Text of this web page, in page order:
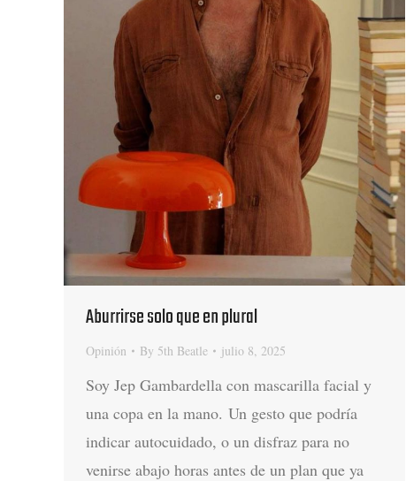
Aburrirse solo que en plural
Opinión By 5th Beatle julio 8, 2025
Soy Jep Gambardella con mascarilla facial y
una copa en la mano. Un gesto que podría
indicar autocuidado, o un disfraz para no
venirse abajo horas antes de un plan que ya